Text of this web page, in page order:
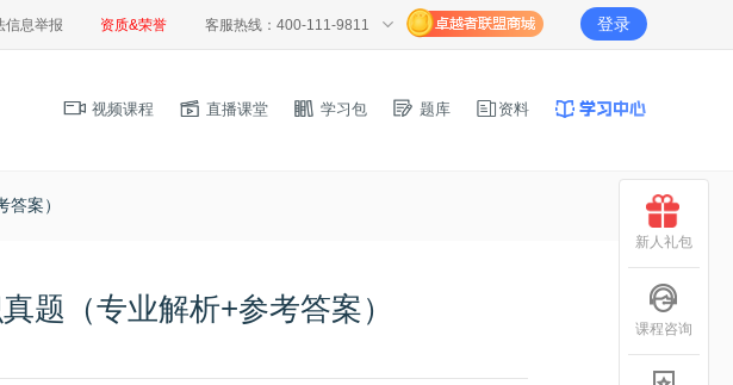
信息举报 资质&荣誉 客服热线：400-111-9811 登录
视频课程 直播课堂 学习包 题库 资料
案）
题（专业解析+参考答案）
新人礼包
课程咨询